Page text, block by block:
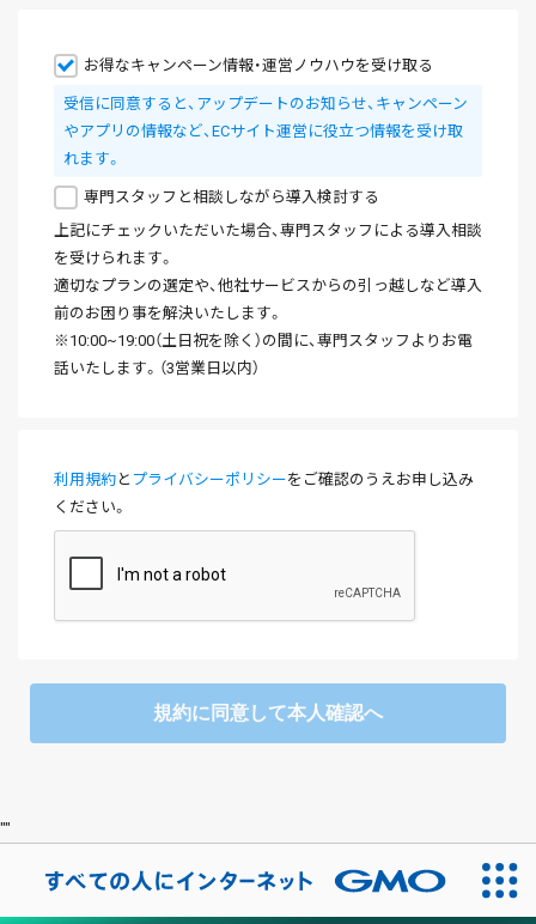
お得なキャンペーン情報・運営ノウハウを受け取る
受信に同意すると、アップデートのお知らせ、キャンペーン
やアプリの情報など、ECサイト運営に役立つ情報を受け取
れます。
専門スタッフと相談しながら導入検討する
上記にチェックいただいた場合、専門スタッフによる導入相談
を受けられます。
適切なプランの選定や、他社サービスからの引っ越しなど導入
前のお困り事を解決いたします。
※10:00~19:00（土日祝を除く）の間に、専門スタッフよりお電
話いたします。（3営業日以内）
利用規約 と プライバシーポリシーをご確認のうえお申し込み
ください。
規約に同意して本人確認へ
""